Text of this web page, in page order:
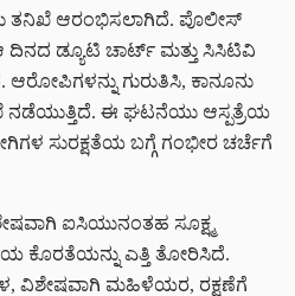
ತನಿಖೆ ಆರಂಭಿಸಲಾಗಿದೆ. ಪೊಲೀಸ್
ದಿನದ ಡ್ಯೂಟಿ ಚಾರ್ಟ್ ಮತ್ತು ಸಿಸಿಟಿವಿ
ಆರೋಪಿಗಳನ್ನು ಗುರುತಿಸಿ, ಕಾನೂನು
ನಡೆಯುತ್ತಿದೆ. ಈ ಘಟನೆಯು ಆಸ್ಪತ್ರೆಯ
ಸುರಕ್ಷತೆಯ ಬಗ್ಗೆ ಗಂಭೀರ ಚರ್ಚೆಗೆ
ಐಸಿಯುನಂತಹ ಸೂಕ್ಷ್ಮ
ಕೊರತೆಯನ್ನು ಎತ್ತಿ ತೋರಿಸಿದೆ.
ವಿಶೇಷವಾಗಿ ಮಹಿಳೆಯರ, ರಕ್ಷಣೆಗೆ